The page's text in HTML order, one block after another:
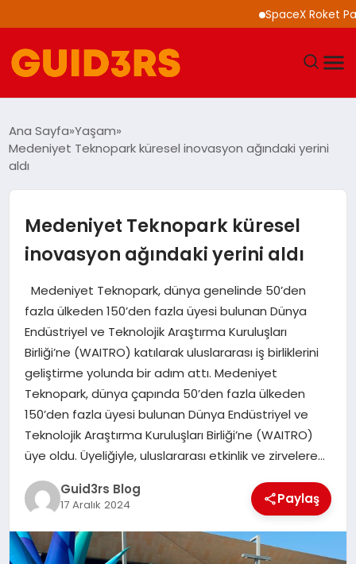
SpaceX Roket
YAŞAM
SAĞLIK
EKONOMI
MAGAZIN
EĞITIM
Ana Sayfa Yaşam
Medeniyet Teknopark küresel inovasyon ağındaki yerini
aldı
Medeniyet Teknopark küresel
inovasyon ağındaki yerini aldı
Medeniyet Teknopark, dünya genelinde 50’den
fazla ülkeden 150’den fazla üyesi bulunan Dünya
Endüstriyel ve Teknolojik Araştırma Kuruluşları
Birliği’ne (WAITRO) katılarak uluslararası iş birliklerini
geliştirme yolunda bir adım attı. Medeniyet
Teknopark, dünya çapında 50’den fazla ülkeden
150’den fazla üyesi bulunan Dünya Endüstriyel ve
Teknolojik Araştırma Kuruluşları Birliği’ne (WAITRO)
üye oldu. Üyeliğiyle, uluslararası etkinlik ve zirvelere…
Guid3rs Blog
17 Aralık 2024 Paylaş